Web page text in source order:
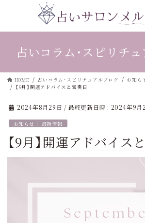
テ
ゲ
占いコラム・スピリチ
HOME 占いコラム・スピリチュアルブログ
お知ら
【9月】開運アドバイスと営業日
2024年8月29日 / 最終更新日時 : 2024年9月
お知らせ｜ 最新情報
【9月】開運アドバイス